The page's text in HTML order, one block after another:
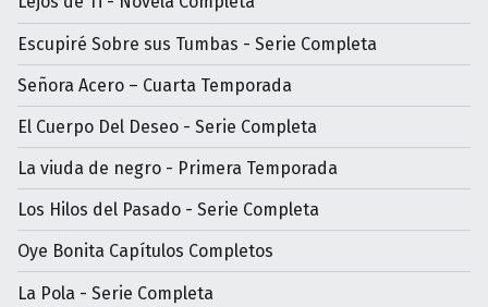
Escupiré Sobre sus Tumbas - Serie Completa
Señora Acero – Cuarta Temporada
El Cuerpo Del Deseo - Serie Completa
La viuda de negro - Primera Temporada
Los Hilos del Pasado - Serie Completa
Oye Bonita Capítulos Completos
La Pola - Serie Completa